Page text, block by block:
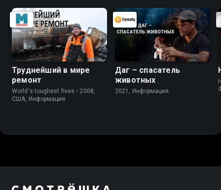
Труднейший в мире
ремонт
World's toughest fixes • 2008,
США, Информация
Даг – спасатель
животных
2021, Информация